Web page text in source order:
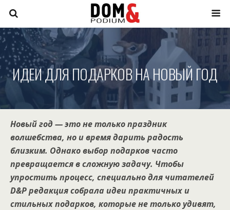
ИДЕИ ДЛЯ ПОДАРКОВ НА НОВЫЙ ГОД
Новый год — это не только праздник
волшебства, но и время дарить радость
близким. Однако выбор подарков часто
превращается в сложную задачу. Чтобы
упростить процесс, специально для читателей
D&P редакция собрала идеи практичных и
стильных подарков, которые не только удивят,